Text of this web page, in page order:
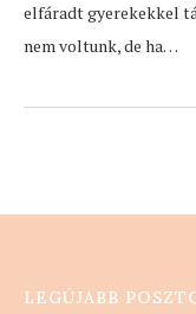
elfáradt gyerekekkel
nem voltunk, de ha…
LEGÚJABB